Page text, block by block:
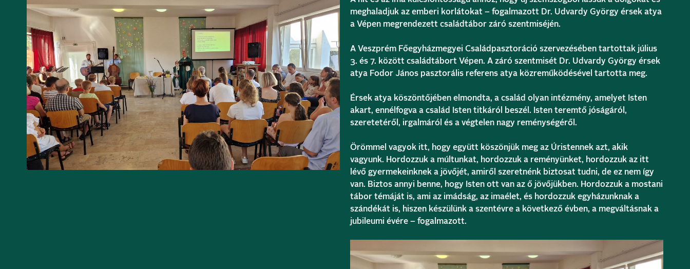
meghaladjuk az emberi korlátokat – fogalmazott Dr. Udvardy György érsek atya
a Vépen megrendezett családtábor záró szentmiséjén.
A Veszprém Főegyházmegyei Családpasztoráció szervezésében tartottak július
3. és 7. között családtábort Vépen. A záró szentmisét Dr. Udvardy György érsek
atya Fodor János pasztorális referens atya közreműködésével tartotta meg.
Érsek atya köszöntőjében elmondta, a család olyan intézmény, amelyet Isten
akart, ennélfogva a család Isten titkáról beszél. Isten teremtő jóságáról,
szeretetéről, irgalmáról és a végtelen nagy reménységéről.
Örömmel vagyok itt, hogy együtt köszönjük meg az Úristennek azt, akik
vagyunk. Hordozzuk a múltunkat, hordozzuk a reményünket, hordozzuk az itt
lévő gyermekeinknek a jövőjét, amiről szeretnénk biztosat tudni, de ez nem így
van. Biztos annyi benne, hogy Isten ott van az ő jövőjükben. Hordozzuk a mostani
tábor témáját is, ami az imádság, az imaélet, és hordozzuk egyházunknak a
szándékát is, hiszen készülünk a szentévre a következő évben, a megváltásnak a
jubileumi évére – fogalmazott.